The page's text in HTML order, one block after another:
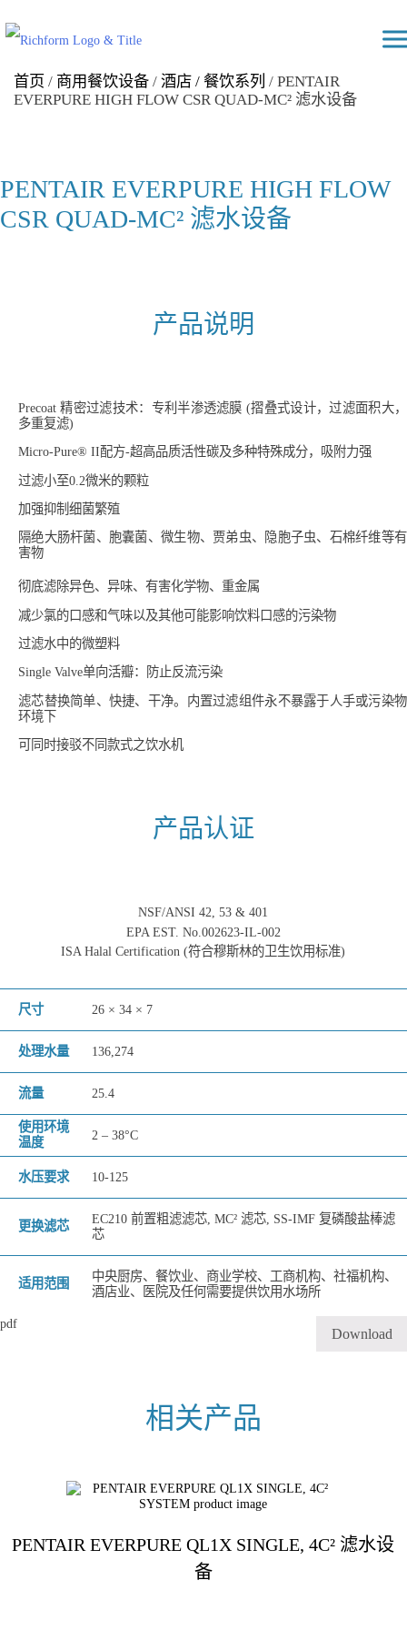
to
content
首页 / 商用餐饮设备 / 酒店 / 餐饮系列 / PENTAIR
EVERPURE HIGH FLOW CSR QUAD-MC² 滤水设备
PENTAIR EVERPURE HIGH FLOW
CSR QUAD-MC² 滤水设备
产品说明
Precoat 精密过滤技术：专利半渗透滤膜 (摺叠式设计，过滤面积大，
多重复滤)
Micro-Pure® II配方-超高品质活性碳及多种特殊成分，吸附力强
过滤小至0.2微米的颗粒
加强抑制细菌繁殖
隔绝大肠杆菌、胞囊菌、微生物、贾弟虫、隐胞子虫、石棉纤维等有
害物
彻底滤除异色、异味、有害化学物、重金属
减少氯的口感和气味以及其他可能影响饮料口感的污染物
过滤水中的微塑料
Single Valve单向活瓣：防止反流污染
滤芯替换简单、快捷、干净。内置过滤组件永不暴露于人手或污染物
环境下
可同时接驳不同款式之饮水机
产品认证
NSF/ANSI 42, 53 & 401
EPA EST. No.002623-IL-002
ISA Halal Certification (符合穆斯林的卫生饮用标准)
尺寸 26 × 34 × 7
处理水量 136,274
流量 25.4
使用环境
温度
2 – 38°C
水压要求 10-125
更换滤芯
EC210 前置粗滤滤芯, MC² 滤芯, SS-IMF 复磷酸盐棒滤
芯
适用范围
中央厨房、餐饮业、商业学校、工商机构、社福机构、
酒店业、医院及任何需要提供饮用水场所
pdf
Download
PENTAIR EVERPURE QL1X SINGLE, 4C² 滤水设
备